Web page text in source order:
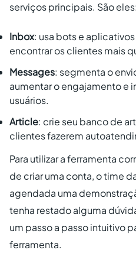
serviços principais. São eles:
Inbox: usa bots e
encontrar os clientes mais
Messages: segmenta o
aumentar o engajamento e
usuários.
Article: crie seu banco de
clientes fazerem
Para utilizar a ferramenta
de criar uma conta, o time
agendada uma
tenha restado alguma
um passo a passo intuitivo
ferramenta.